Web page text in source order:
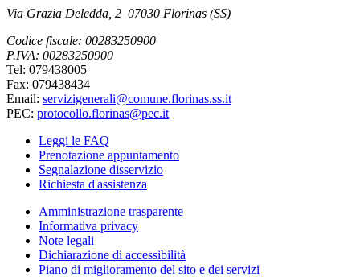
Via Grazia Deledda, 2 07030 Florinas (SS)
Codice fiscale: 00283250900
P.IVA: 00283250900
Tel: 079438005
Fax: 079438434
Email: servizigenerali@comune.florinas.ss.it
PEC: protocollo.florinas@pec.it
Leggi le FAQ
Prenotazione appuntamento
Segnalazione disservizio
Richiesta d'assistenza
Amministrazione trasparente
Informativa privacy
Note legali
Dichiarazione di accessibilità
Piano di miglioramento del sito e dei servizi